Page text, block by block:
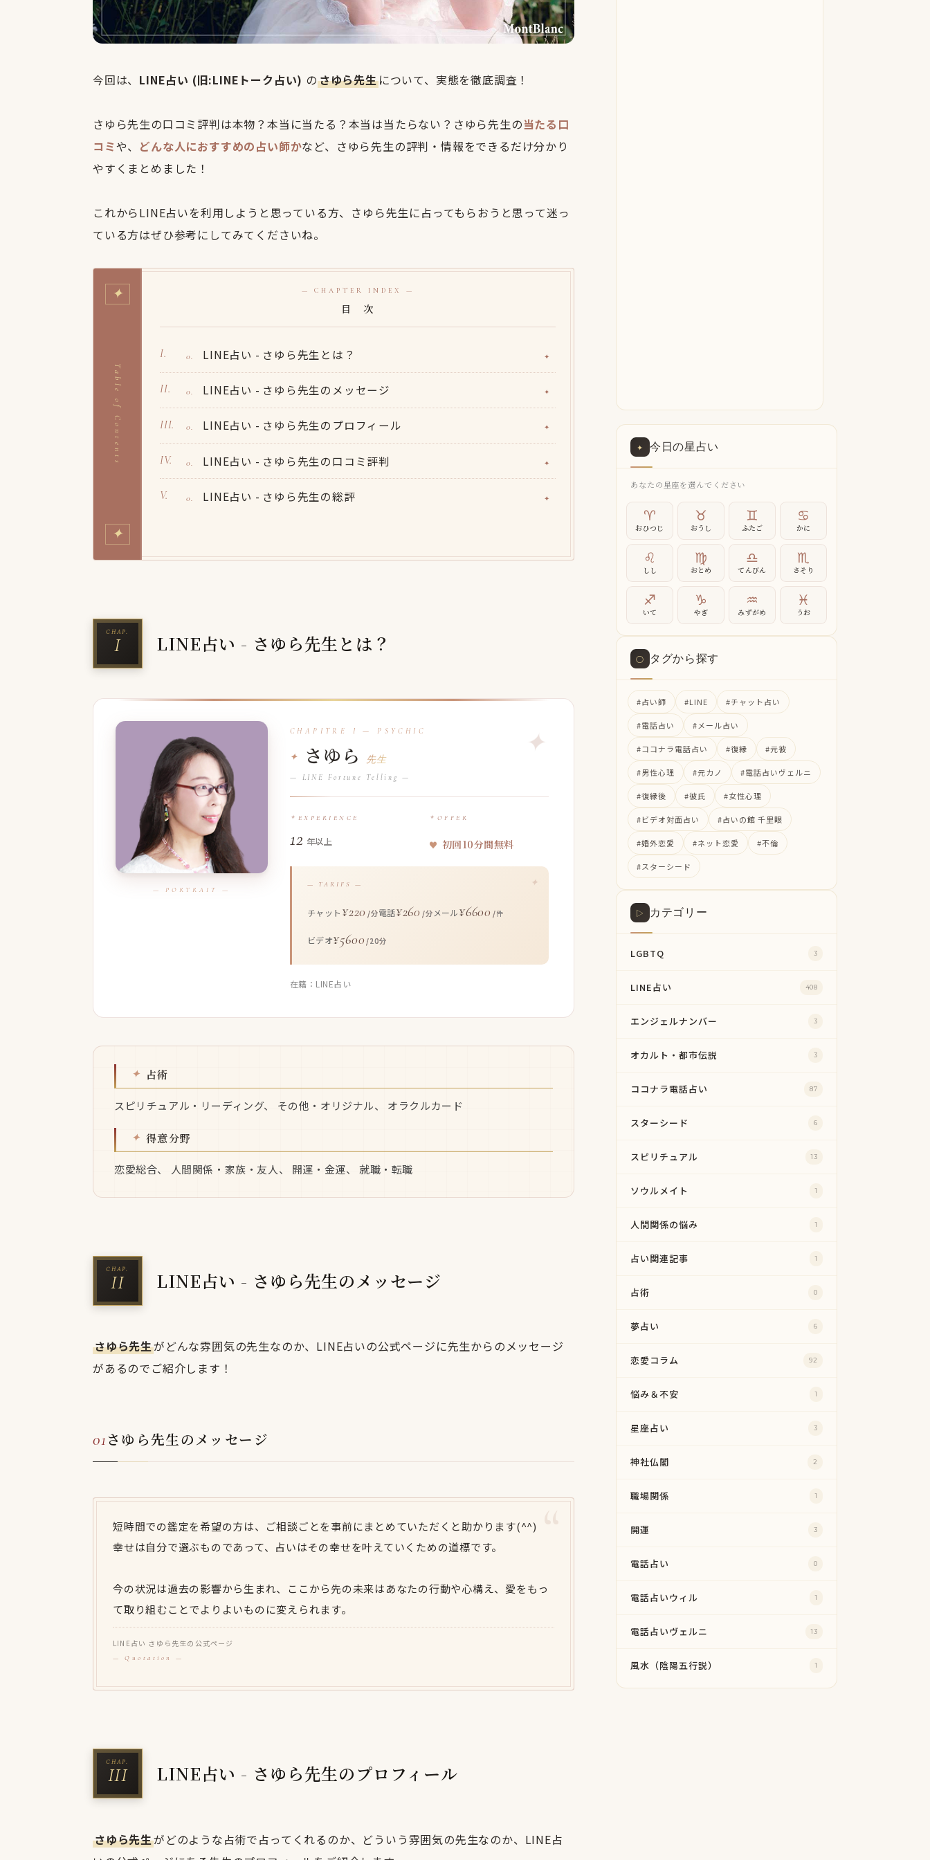
今回は、 LINE占い (旧:LINEトーク占い) のさゆら先生について、実態を徹底調査！
さゆら先生の口コミ評判は本物？本当に当たる？本当は当たらない？さゆら先生の当たる口
コミや、 どんな人におすすめの占い師かなど、さゆら先生の評判・情報をできるだけ分かり
やすくまとめました！
これからLINE占いを利用しようと思っている方、さゆら先生に占ってもらおうと思って迷っ
ている方はぜひ参考にしてみてくださいね。
✦
Table of Contents
✦
— CHAPTER INDEX —
目 次
LINE占い - さゆら先生とは？
LINE占い - さゆら先生のメッセージ
LINE占い - さゆら先生のプロフィール
LINE占い - さゆら先生の口コミ評判
LINE占い - さゆら先生の総評
LINE占い - さゆら先生とは？
さゆら 先生
— LINE Fortune Telling —
EXPERIENCE
12 年以上
OFFER
初回10分間無料
— TARIFS —
チャット ¥220 /分電話¥260 /分 メール¥6600 /件
ビデオ¥5600 /20分
在籍：LINE占い
占術
スピリチュアル・リーディング、 その他・オリジナル、 オラクルカード
得意分野
恋愛総合、 人間関係・家族・友人、 開運・金運、 就職・転職
LINE占い - さゆら先生のメッセージ
さゆら先生がどんな雰囲気の先生なのか、LINE占いの公式ページに先生からのメッセージ
があるのでご紹介します！
さゆら先生のメッセージ
短時間での鑑定を希望の方は、ご相談ごとを事前にまとめていただくと助かります(^^)
幸せは自分で選ぶものであって、占いはその幸せを叶えていくための道標です。
今の状況は過去の影響から生まれ、ここから先の未来はあなたの行動や心構え、愛をもっ
て取り組むことでよりよいものに変えられます。
LINE占い さゆら先生の公式ページ
LINE占い - さゆら先生のプロフィール
さゆら先生がどのような占術で占ってくれるのか、どういう雰囲気の先生なのか、LINE占
✦ 今日の星占い
あなたの星座を選んでください
♈
おひつじ
♉
おうし
♊
ふたご
♋
かに
♌
しし
♍
おとめ
♎
てんびん
♏
さそり
♐
いて
♑
やぎ
♒
みずがめ
♓
うお
○ タグから探す
#占い師 #LINE #チャット占い
#電話占い #メール占い
#ココナラ電話占い #復縁 #元彼
#男性心理 #元カノ #電話占いヴェルニ
#復縁後 #彼氏 #女性心理
#ビデオ対面占い #占いの館 千里眼
#婚外恋愛 #ネット恋愛 #不倫
#スターシード
▷ カテゴリー
LGBTQ 3
LINE占い 408
エンジェルナンバー 3
オカルト・都市伝説 3
ココナラ電話占い 87
スターシード 6
スピリチュアル 13
ソウルメイト 1
人間関係の悩み 1
占い関連記事 1
占術 0
夢占い 6
恋愛コラム 92
悩み＆不安 1
星座占い 3
神社仏閣 2
職場関係 1
開運 3
電話占い 0
電話占いウィル 1
電話占いヴェルニ 13
風水（陰陽五行説） 1